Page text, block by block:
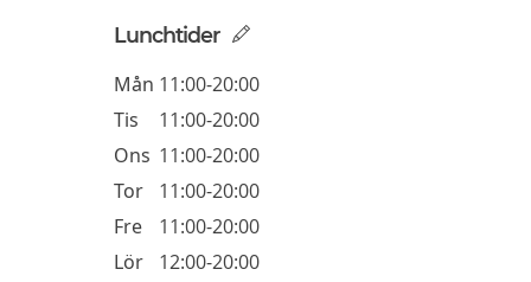
Lunchtider
Mån 11:00-20:00
Tis
11:00-20:00
Ons 11:00-20:00
Tor
11:00-20:00
Fre
11:00-20:00
Lör
12:00-20:00